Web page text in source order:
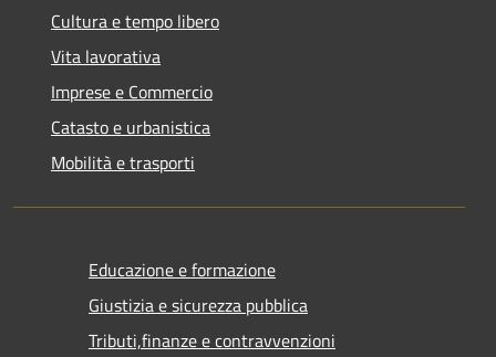
Cultura e tempo libero
Vita lavorativa
Imprese e Commercio
Catasto e urbanistica
Mobilità e trasporti
Educazione e formazione
Giustizia e sicurezza pubblica
Tributi,finanze e contravvenzioni